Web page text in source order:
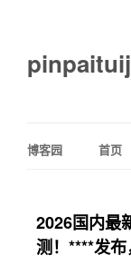
博客园 首页
2026国内最
测！****发